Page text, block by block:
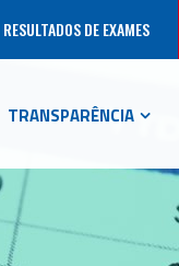
RESULTADOS DE EXAMES
TRANSPARÊNCIA